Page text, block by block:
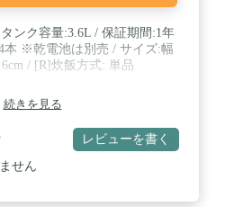
ンク容量:3.6L / 保証期間:1年
本 ※乾電池は別売 / サイズ:幅
/ [R]炊飯方式: 単品
続きを見る
レビューを書く
せん